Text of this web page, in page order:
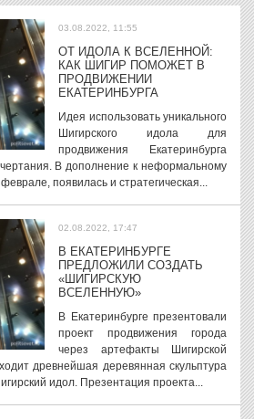
03.08.2022, 11:55
ОТ ИДОЛА К ВСЕЛЕННОЙ:
КАК ШИГИР ПОМОЖЕТ В
ПРОДВИЖЕНИИ
ЕКАТЕРИНБУРГА
Идея использовать уникального
Шигирского идола для
продвижения Екатеринбурга
В дополнение к неформальному
появилась и стратегическая...
02.08.2022, 17:47
В ЕКАТЕРИНБУРГЕ
ПРЕДЛОЖИЛИ СОЗДАТЬ
«ШИГИРСКУЮ
ВСЕЛЕННУЮ»
В Екатеринбурге презентовали
проект продвижения города
через артефакты Шигирской
древнейшая деревянная скульптура
идол. Презентация проекта...